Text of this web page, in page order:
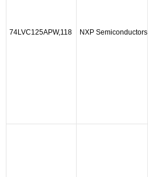
74LVC125APW,118 NXP Semiconductors